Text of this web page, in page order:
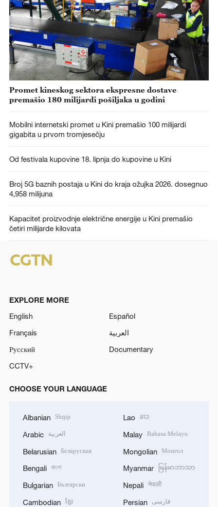
Promet kineskog sektora ekspresne dostave
premašio 180 milijardi pošiljaka u godini
Mobilni internetski promet u Kini premašio 100 milijardi
gigabita u prvom tromjesečju
Od festivala kupovine 18. lipnja do kupovine u Kini
Broj 5G baznih postaja u Kini do kraja ožujka 2026. dosegnuo
4,958 milijuna
Kapacitet proizvodnje električne energije u Kini premašio
četiri milijarde kilovata
EXPLORE MORE
English
Español
Français
العربية
Русский
Documentary
CCTV+
CHOOSE YOUR LANGUAGE
Albanian Shqip
Arabic العربية
Belarusian Беларуская
Bengali বাংলা
Bulgarian Български
Cambodian ខ្មែរ
Lao ລາວ
Malay Bahasa Melayu
Mongolian Монгол
Myanmar မြန်မာဘာသာ
Nepali नेपाली
Persian فارسی